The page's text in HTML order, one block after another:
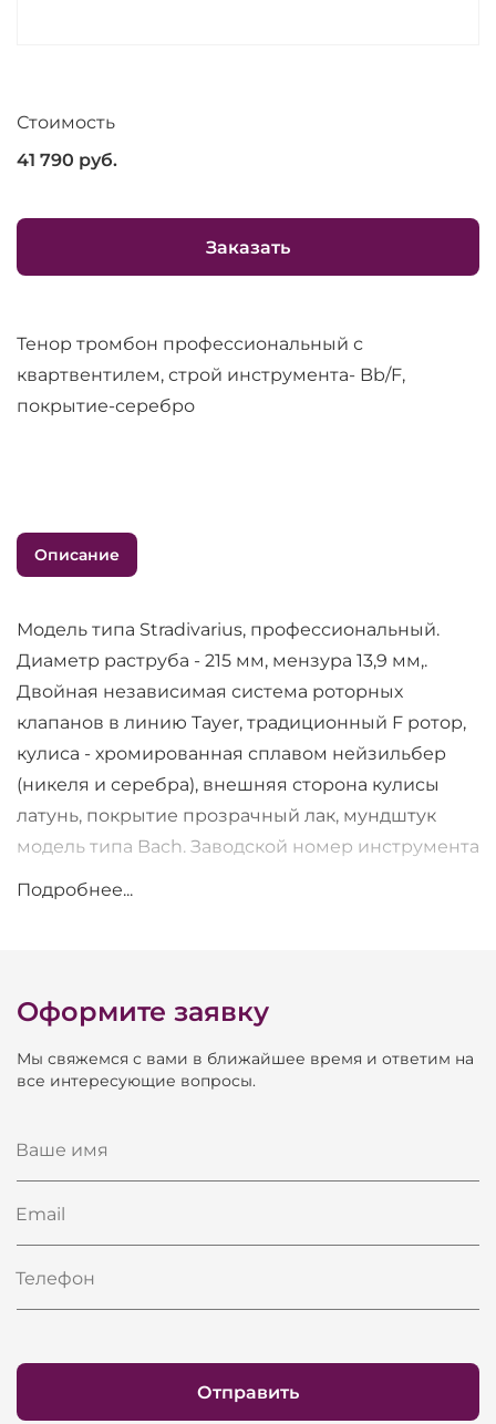
Стоимость
41 790 руб.
Заказать
Тенор тромбон профессиональный с
квартвентилем, строй инструмента- Bb/F,
покрытие-серебро
Описание
Модель типа Stradivarius, профессиональный.
Диаметр раструба - 215 мм, мензура 13,9 мм,.
Двойная независимая система роторных
клапанов в линию Tayer, традиционный F ротор,
кулиса - хромированная сплавом нейзильбер
(никеля и серебра), внешняя сторона кулисы
латунь, покрытие прозрачный лак, мундштук
модель типа Bach. Заводской номер инструмента
указан на раструбе. Оригинальные аксессуары и
Подробнее...
Оформите заявку
Мы свяжемся с вами в ближайшее время и ответим на
все интересующие вопросы.
Ваше имя
Email
Телефон
Отправить